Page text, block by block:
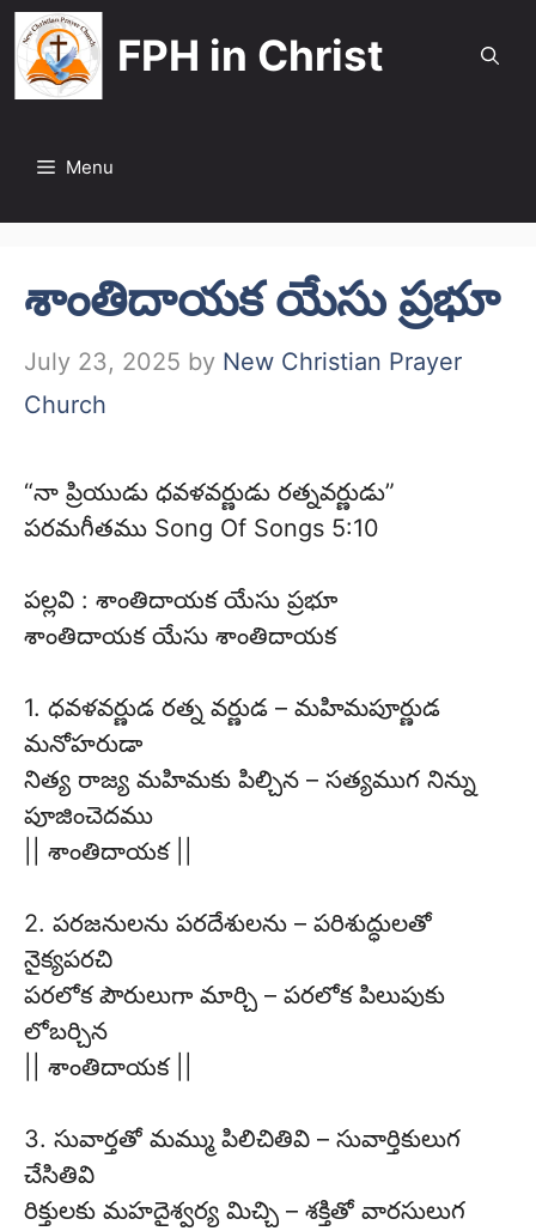
Skip
to
content
FPH in Christ
Menu
శాంతిదాయక యేసు ప్రభూ
July 23, 2025 by New Christian Prayer
Church
“నా ప్రియుడు ధవళవర్ణుడు రత్నవర్ణుడు”
పరమగీతము Song Of Songs 5:10
పల్లవి : శాంతిదాయక యేసు ప్రభూ
శాంతిదాయక యేసు శాంతిదాయక
1. ధవళవర్ణుడ రత్న వర్ణుడ – మహిమపూర్ణుడ
మనోహరుడా
నిత్య రాజ్య మహిమకు పిల్చిన – సత్యముగ నిన్ను
పూజించెదము
|| శాంతిదాయక ||
2. పరజనులను పరదేశులను – పరిశుద్ధులతో
నైక్యపరచి
పరలోక పౌరులుగా మార్చి – పరలోక పిలుపుకు
లోబర్చిన
|| శాంతిదాయక ||
3. సువార్తతో మమ్ము పిలిచితివి – సువార్తికులుగ
చేసితివి
రిక్తులకు మహదైశ్వర్య మిచ్చి – శక్తితో వారసులుగ